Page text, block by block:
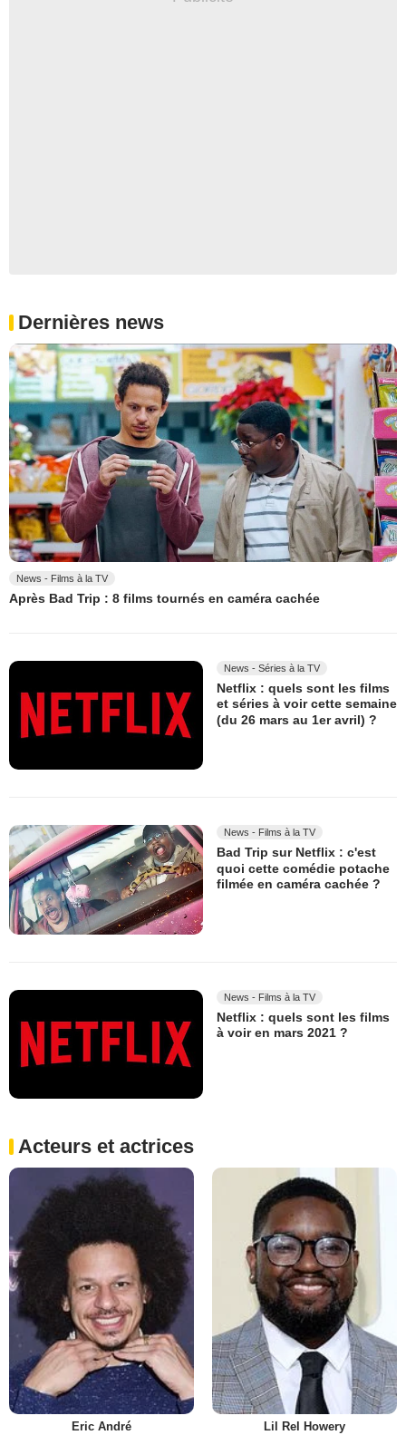
Dernières news
News - Films à la TV
Après Bad Trip : 8 films tournés en caméra cachée
News - Séries à la TV
Netflix : quels sont les films
et séries à voir cette semaine
(du 26 mars au 1er avril) ?
News - Films à la TV
Bad Trip sur Netflix : c'est
quoi cette comédie potache
filmée en caméra cachée ?
News - Films à la TV
Netflix : quels sont les films
à voir en mars 2021 ?
Acteurs et actrices
Eric André Lil Rel Howery